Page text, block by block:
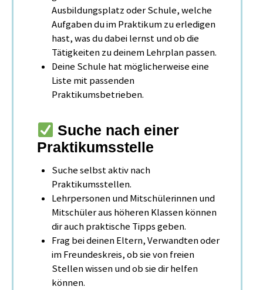
Ausbildungsplatz oder Schule, welche
Aufgaben du im Praktikum zu erledigen
hast, was du dabei lernst und ob die
Tätigkeiten zu deinem Lehrplan passen.
Deine Schule hat möglicherweise eine
Liste mit passenden
Praktikumsbetrieben.
Suche nach einer
Praktikumsstelle
Suche selbst aktiv nach
Praktikumsstellen.
Lehrpersonen und Mitschülerinnen und
Mitschüler aus höheren Klassen können
dir auch praktische Tipps geben.
Frag bei deinen Eltern, Verwandten oder
im Freundeskreis, ob sie von freien
Stellen wissen und ob sie dir helfen
können.